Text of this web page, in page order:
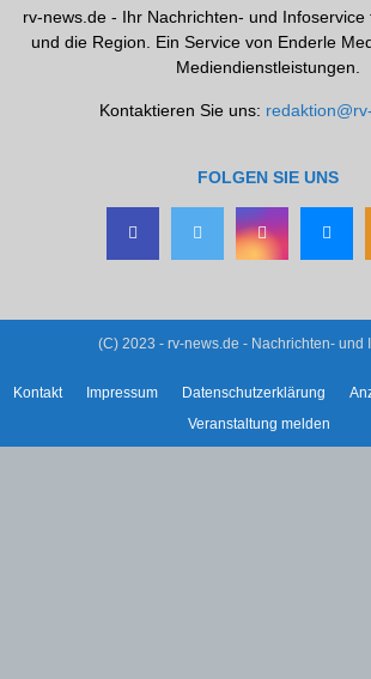
rv-news.de - Ihr Nachrichten- und Infoservice
und die Region. Ein Service von Enderle
Mediendienstleistungen.
Kontaktieren Sie uns:
FOLGEN SIE UNS
(C) 2023 - rv-news.de - Nachrichten- und
Kontakt Impressum Datenschutzerklärung
Veranstaltung melden